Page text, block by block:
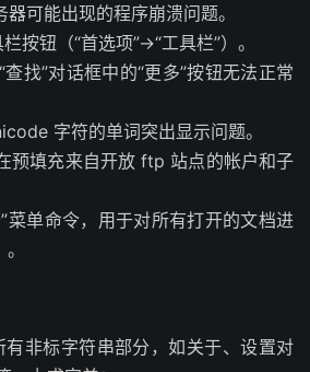
可能出现的程序崩溃问题。
按钮（“首选项”->“工具栏”）。
找”对话框中的“更多”按钮无法正常
字符的单词突出显示问题。
预填充来自开放 ftp 站点的帐户和子
菜单命令，用于对所有打开的文档进
有非标字符串部分，如关于、设置对